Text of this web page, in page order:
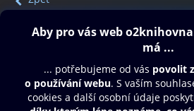
Obsah ke stažení
Moje O2 Knihovna